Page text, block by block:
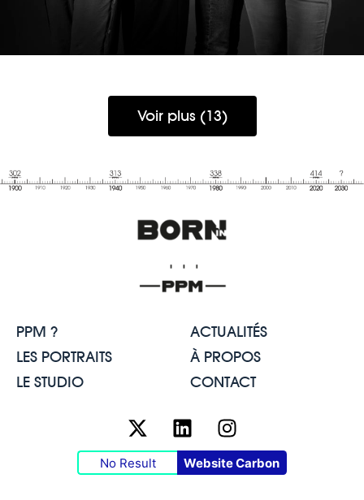
JULIE, ANGELINA, JULIA & SAVERIA
Voir plus (13)
PPM ?
LES PORTRAITS
LE STUDIO
ACTUALITÉS
À PROPOS
CONTACT
No Result Website Carbon